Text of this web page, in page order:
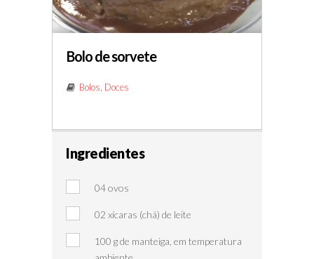
Bolo de sorvete
Bolos Doces
Ingredientes
04 ovos
02 xícaras (chá) de leite
100 g de manteiga, em temperatura